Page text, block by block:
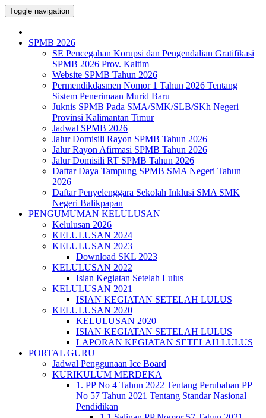
Toggle navigation
SPMB 2026
SE Pencegahan Korupsi dan Pengendalian Gratifikasi
SPMB 2026 Prov. Kaltim
Website SPMB Tahun 2026
Permendikdasmen Nomor 1 Tahun 2026 Tentang
Sistem Penerimaan Murid Baru
Juknis SPMB Pada SMA/SMK/SLB/SKh Negeri
Provinsi Kalimantan Timur
Jadwal SPMB 2026
Jalur Domisili Rayon SPMB Tahun 2026
Jalur Rayon Afirmasi SPMB Tahun 2026
Jalur Domisili RT SPMB Tahun 2026
Daftar Daya Tampung SPMB SMA Negeri Tahun
2026
Daftar Penyelenggara Sekolah Inklusi SMA SMK
Negeri Balikpapan
PENGUMUMAN KELULUSAN
Kelulusan 2026
KELULUSAN 2024
KELULUSAN 2023
Download SKL 2023
KELULUSAN 2022
Isian Kegiatan Setelah Lulus
KELULUSAN 2021
ISIAN KEGIATAN SETELAH LULUS
KELULUSAN 2020
KELULUSAN 2020
ISIAN KEGIATAN SETELAH LULUS
LAPORAN KEGIATAN SETELAH LULUS
PORTAL GURU
Jadwal Penggunaan Ice Board
KURIKULUM MERDEKA
1. PP No 4 Tahun 2022 Tentang Perubahan PP
No 57 Tahun 2021 Tentang Standar Nasional
Pendidikan